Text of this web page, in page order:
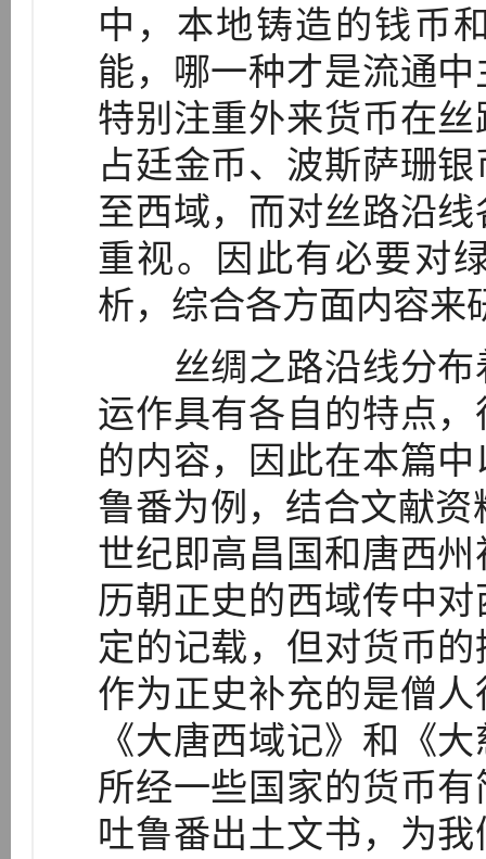
中，本地铸造的钱币
能，哪一种才是流通
特别注重外来货币在
占廷金币、波斯萨珊
至西域，而对丝路沿
重视。因此有必要对
析，综合各方面内容来
丝绸之路沿线分布
运作具有各自的特点
的内容，因此在本篇
鲁番为例，结合文献
世纪即高昌国和唐西
历朝正史的西域传中
定的记载，但对货币
作为正史补充的是僧
《大唐西域记》和《
所经一些国家的货币
吐鲁番出土文书，为